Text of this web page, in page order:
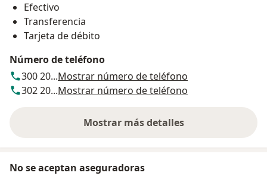
Efectivo
Transferencia
Tarjeta de débito
Número de teléfono
300 20...Mostrar número de teléfono
302 20...Mostrar número de teléfono
Mostrar más detalles
sobre la dirección
No se aceptan aseguradoras